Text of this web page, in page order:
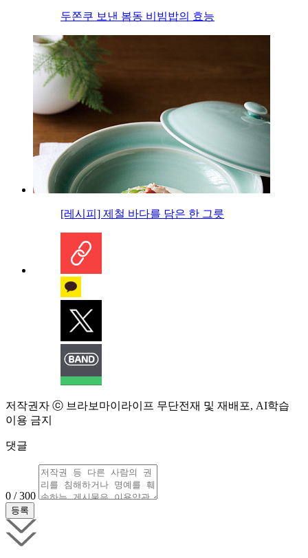
두쫀쿠 보낸 봄동 비빔밥의 효능
[레시피] 제철 바다를 담은 한 그릇
저작권자 ⓒ 브라보마이라이프 무단전재 및 재배포, AI학습
이용 금지
댓글
0 / 300